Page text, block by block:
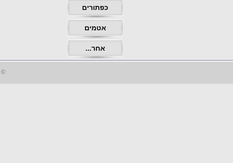
כפתורים
אטמים
אחר...
©